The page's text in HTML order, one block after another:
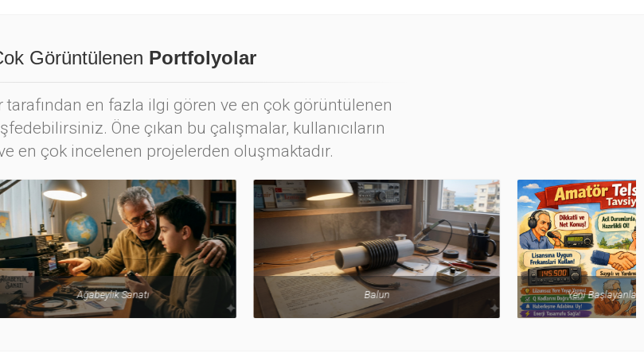
Görüntülenen Portfolyolar
en fazla ilgi gören ve en çok görüntülenen
Öne çıkan bu çalışmalar, kullanıcıların
en çok incelenen projelerden oluşmaktadır.
Yeni Başlayanlara Kısa Nasihatler